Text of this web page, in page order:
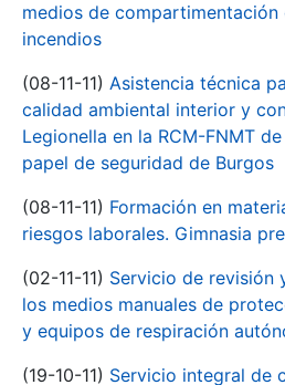
medios de
incendios
(08-11-11) Asistencia técnica
calidad ambiental interior y
Legionella en la RCM-FNMT
papel de seguridad de Burgos
(08-11-11) Formación en
riesgos laborales. Gimnasia
(02-11-11) Servicio de revisión
los medios manuales de
y equipos de respiración
(19-10-11) Servicio integral de